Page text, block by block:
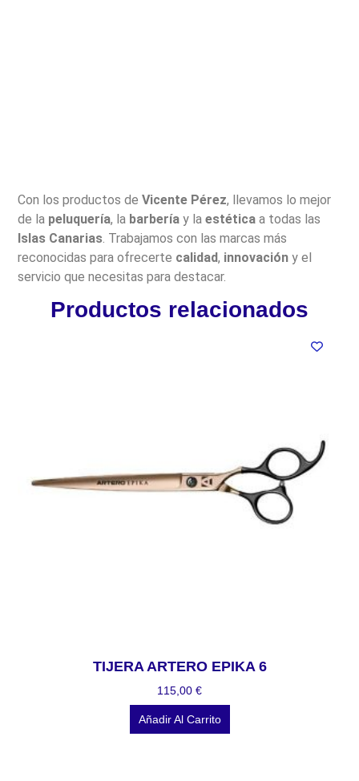
Con los productos deVicente Pérez, llevamos lo mejor
de la peluquería, la barbería y laestética a todas las
Islas Canarias . Trabajamos con las marcas más
reconocidas para ofrecerte calidad, innovación y el
servicio que necesitas para destacar.
Productos relacionados
TIJERA ARTERO EPIKA 6
115,00 €
Añadir Al Carrito